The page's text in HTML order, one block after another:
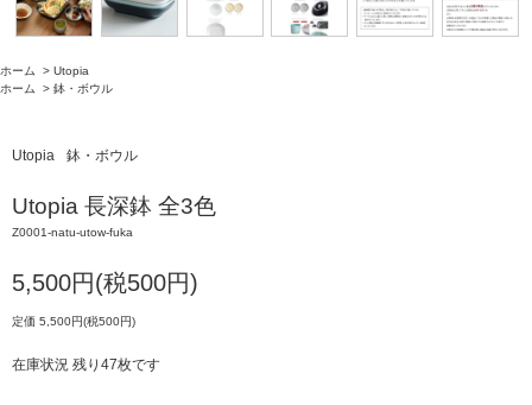
ホーム > Utopia
ホーム
> 鉢・ボウル
Utopia 鉢・ボウル
Utopia 長深鉢 全3色
Z0001-natu-utow-fuka
5,500円(税500円)
定価 5,500円(税500円)
在庫状況 残り47枚です